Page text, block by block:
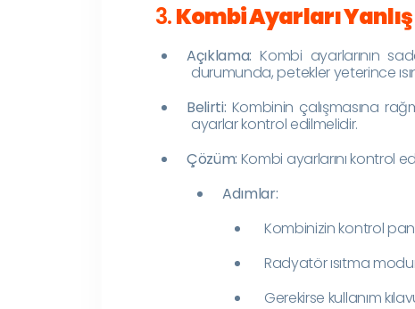
3.Kombi Ayarları
Açıklama: Kombi ayarlarının
durumunda, petekler yeterince
Belirti: Kombinin çalışmasına
ayarlar kontrol edilmelidir.
Çözüm: Kombi ayarlarını kontrol
Adımlar:
Kombinizin kontrol
Radyatör ısıtma
Gerekirse kullanım